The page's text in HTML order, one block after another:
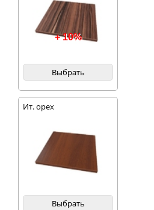
+ 10%
Выбрать
Ит. орех
Выбрать